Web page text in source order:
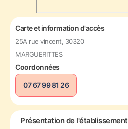
Carte et information d'accès
25A rue vincent, 30320
MARGUERITTES
Coordonnées
07 67 99 81 26
Présentation de l'établissement